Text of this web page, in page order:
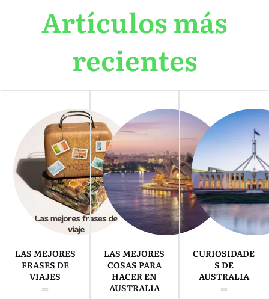
Artículos más
recientes
LAS MEJORES
FRASES DE
VIAJES
LAS MEJORES
COSAS PARA
HACER EN
AUSTRALIA
CURIOSIDADE
S DE
AUSTRALIA